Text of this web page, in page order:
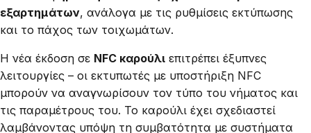
εξαρτημάτων, ανάλογα με τις ρυθμίσεις εκτύπωσης
και το πάχος των τοιχωμάτων.
Η νέα έκδοση σε NFC καρούλι επιτρέπει έξυπνες
λειτουργίες – οι εκτυπωτές με υποστήριξη NFC
μπορούν να αναγνωρίσουν τον τύπο του νήματος και
τις παραμέτρους του. Το καρούλι έχει σχεδιαστεί
λαμβάνοντας υπόψη τη συμβατότητα με συστήματα